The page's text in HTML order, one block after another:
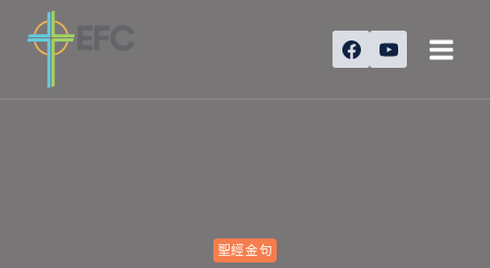
聖經金句